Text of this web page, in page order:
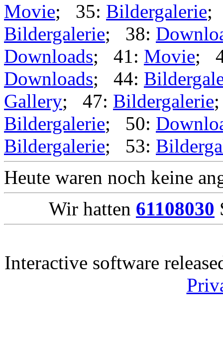
Movie; 35: Bildergalerie;
Bildergalerie; 38:
Downloads; 41: Movie;
Downloads; 44:
Gallery; 47: Bildergalerie
Bildergalerie; 50:
Bildergalerie; 53:
Heute waren noch keine
Wir hatten 61108030
Interactive software